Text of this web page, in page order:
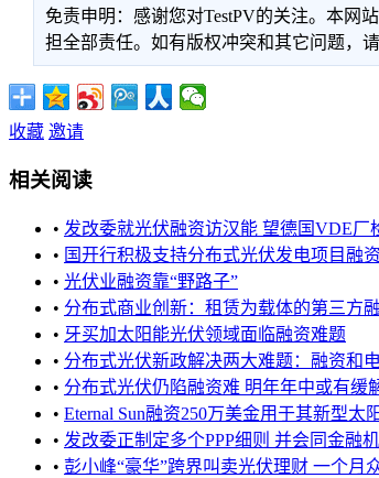
免责申明：感谢您对TestPV的关注。本网
担全部责任。如有版权冲突和其它问题，
收藏 邀请
相关阅读
• 发改委就光伏融资访汉能 望德国VDE厂
• 国开行积极支持分布式光伏发电项目融资
• 光伏业融资靠“野路子”
• 分布式商业创新：租赁为载体的第三方
• 牙买加太阳能光伏领域面临融资难题
• 分布式光伏新政解决两大难题：融资和
• 分布式光伏仍陷融资难 明年年中或有缓
• Eternal Sun融资250万美金用于其新型太
• 发改委正制定多个PPP细则 并会同金融
• 彭小峰“豪华”跨界叫卖光伏理财 一个月